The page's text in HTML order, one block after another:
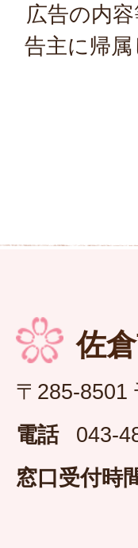
広告の内
告主に帰
佐
〒285-8501
電話
043-
窓口受付時